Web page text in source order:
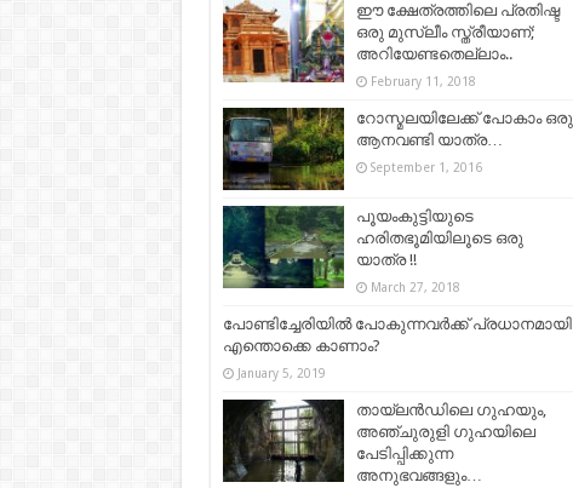
ഈ ക്ഷേത്രത്തിലെ പ്രതിഷ്ട
ഒരു മുസ്ലീം സ്ത്രീയാണ്;
അറിയേണ്ടതെല്ലാം..
February 11, 2018
റോസ്മലയിലേക്ക് പോകാം ഒരു
ആനവണ്ടി യാത്ര…
September 1, 2016
പൂയംകുട്ടിയുടെ
ഹരിതഭൂമിയിലൂടെ ഒരു
യാത്ര !!
March 27, 2018
പോണ്ടിച്ചേരിയിൽ പോകുന്നവർക്ക് പ്രധാനമായി
എന്തൊക്കെ കാണാം?
January 5, 2019
തായ്ലൻഡിലെ ഗുഹയും,
അഞ്ചുരുളി ഗുഹയിലെ
പേടിപ്പിക്കുന്ന
അനുഭവങ്ങളും…